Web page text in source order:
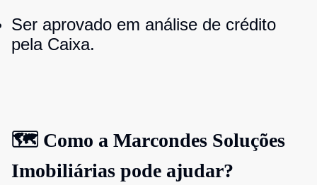
Ser aprovado em análise de crédito
pela Caixa.
🗺️ Como a Marcondes Soluções
Imobiliárias pode ajudar?